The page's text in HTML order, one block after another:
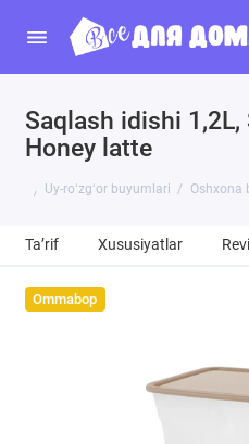
Saqlash idishi 1,2L,
Honey latte
Uy-roʻzgʻor buyumlari Oshxona
Ta’rif Xususiyatlar
Ommabop